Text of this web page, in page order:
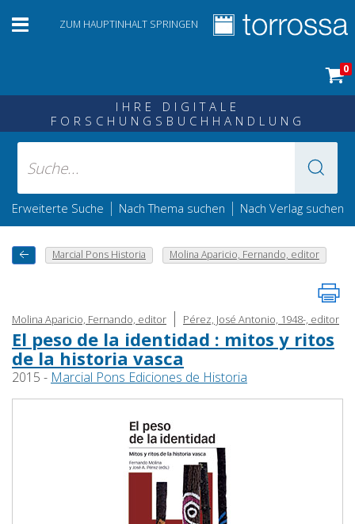
ZUM HAUPTINHALT SPRINGEN
0
IHRE DIGITALE
FORSCHUNGSBUCHHANDLUNG
Erweiterte Suche | Nach Thema suchen | Nach Verlag suchen
Marcial Pons Historia Molina Aparicio, Fernando, editor
Molina Aparicio, Fernando, editor | Pérez, José Antonio, 1948-, editor
El peso de la identidad : mitos y ritos
de la historia vasca
2015 - Marcial Pons Ediciones de Historia